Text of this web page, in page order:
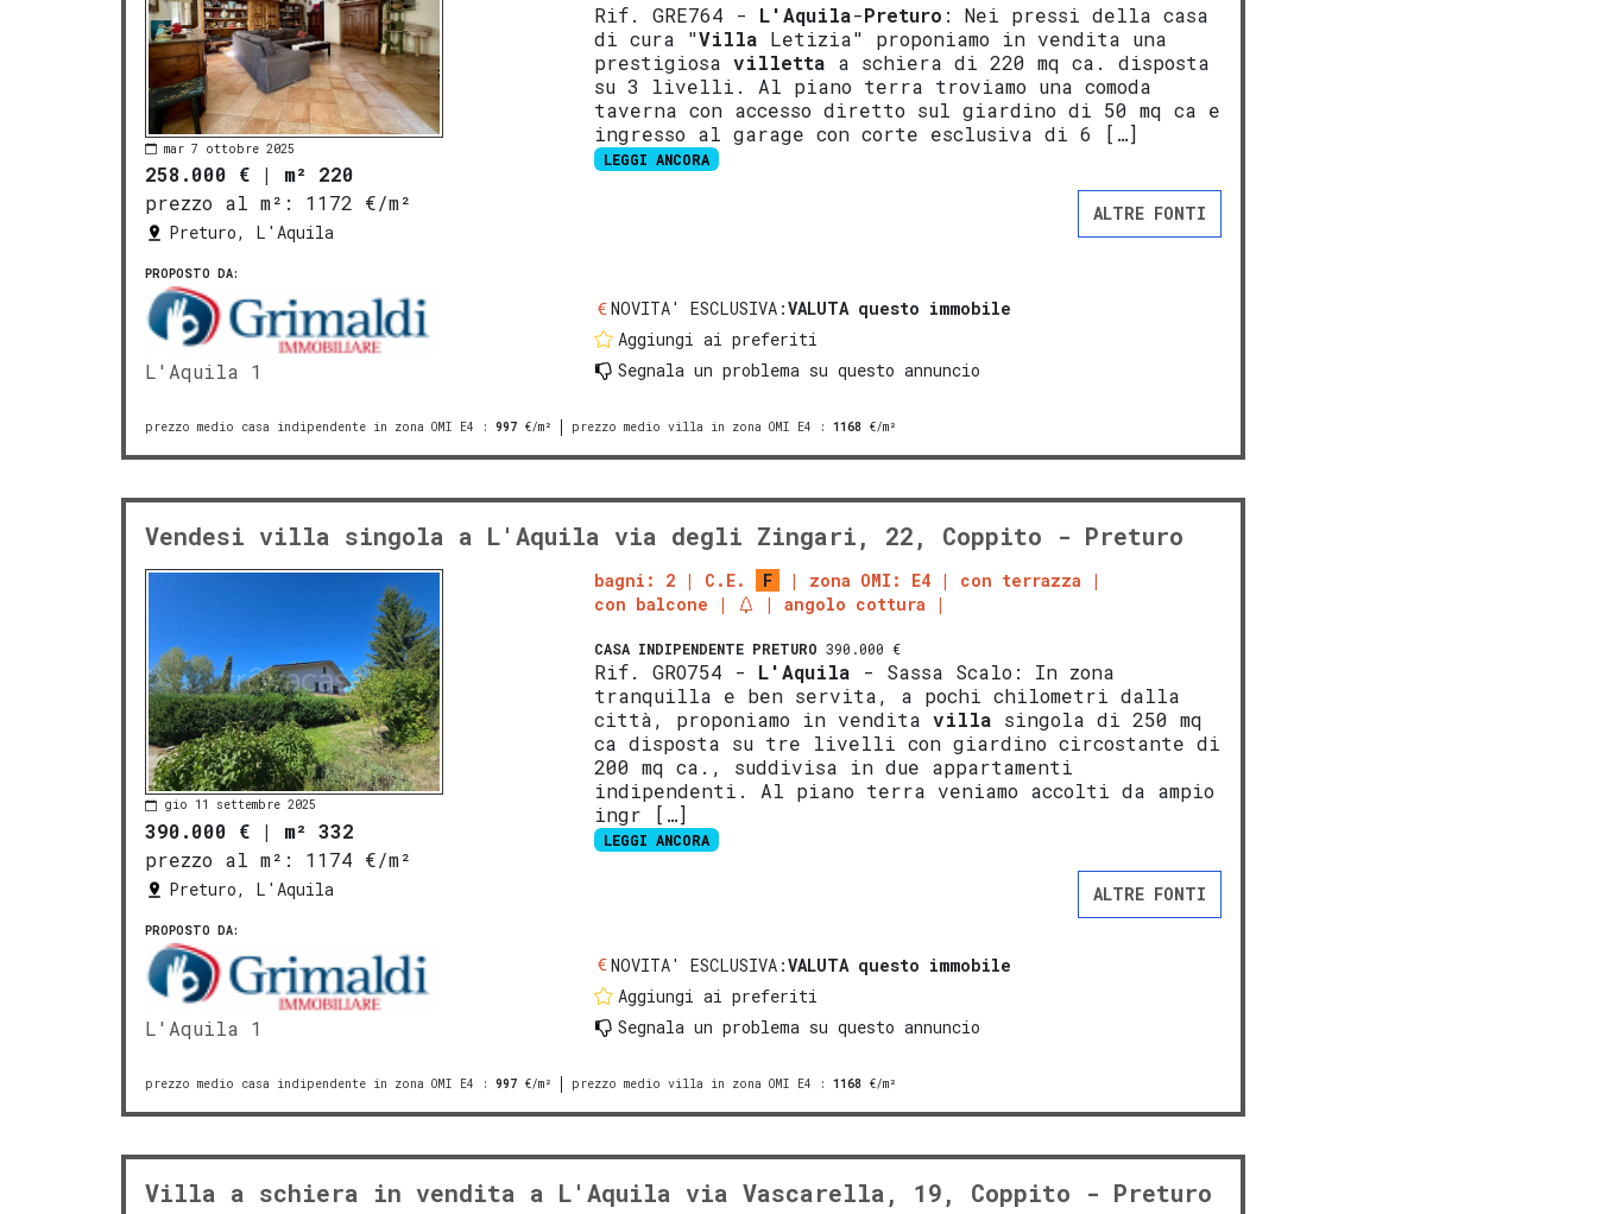
mar 7 ottobre 2025
258.000 € | m² 220
prezzo al m²:
1172 €/m²
Preturo, L'Aquila
PROPOSTO DA:
L'Aquila 1
Rif. GRE764 - L'Aquila-Preturo : Nei pressi della casa
di cura "Villa Letizia" proponiamo in vendita una
prestigiosavilletta a schiera di 220 mq ca. disposta
su 3 livelli. Al piano terra troviamo una comoda
taverna con accesso diretto sul giardino di 50 mq ca e
ingresso al garage con corte esclusiva di 6 […]
LEGGI ANCORA
ALTRE FONTI
NOVITA' ESCLUSIVA:VALUTA questo immobile
Aggiungi ai preferiti
Segnala un problema su questo annuncio
prezzo medio casa indipendente in zona OMI E4 : 997 €/m² prezzo medio villa in zona OMI E4 : 1168 €/m²
Vendesi villa singola a L'Aquila via degli Zingari, 22, Coppito - Preturo
gio 11 settembre 2025
390.000 € | m² 332
prezzo al m²:
1174 €/m²
Preturo, L'Aquila
PROPOSTO DA:
L'Aquila 1
bagni: 2 C.E. F zona OMI: E4
con terrazza
con balcone
angolo cottura
CASA INDIPENDENTE PRETURO 390.000 €
Rif. GRO754 - L'Aquila - Sassa Scalo: In zona
tranquilla e ben servita, a pochi chilometri dalla
città, proponiamo in venditavilla singola di 250 mq
ca disposta su tre livelli con giardino circostante di
200 mq ca., suddivisa in due appartamenti
indipendenti. Al piano terra veniamo accolti da ampio
ingr […]
LEGGI ANCORA
ALTRE FONTI
NOVITA' ESCLUSIVA:VALUTA questo immobile
Aggiungi ai preferiti
Segnala un problema su questo annuncio
prezzo medio casa indipendente in zona OMI E4 : 997 €/m² prezzo medio villa in zona OMI E4 : 1168 €/m²
Villa a schiera in vendita a L'Aquila via Vascarella, 19, Coppito - Preturo